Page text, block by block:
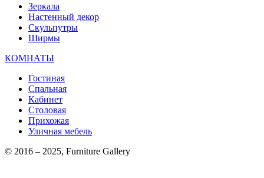
Зеркала
Настенный декор
Скульпутры
Ширмы
КОМНАТЫ
Гостиная
Спальная
Кабинет
Столовая
Прихожая
Уличная мебель
© 2016 – 2025, Furniture Gallery